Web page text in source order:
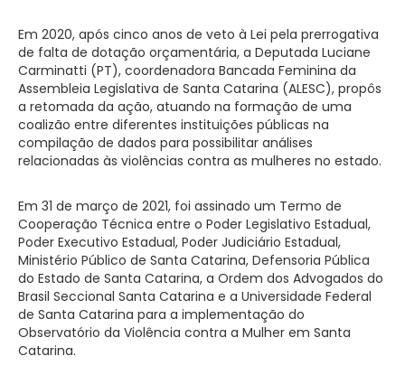
Em 2020, após cinco anos de veto à Lei pela prerrogativa
de falta de dotação orçamentária, a Deputada Luciane
Carminatti (PT), coordenadora Bancada Feminina da
Assembleia Legislativa de Santa Catarina (ALESC), propôs
a retomada da ação, atuando na formação de uma
coalizão entre diferentes instituições públicas na
compilação de dados para possibilitar análises
relacionadas às violências contra as mulheres no estado.
Em 31 de março de 2021, foi assinado um Termo de
Cooperação Técnica entre o Poder Legislativo Estadual,
Poder Executivo Estadual, Poder Judiciário Estadual,
Ministério Público de Santa Catarina, Defensoria Pública
do Estado de Santa Catarina, a Ordem dos Advogados do
Brasil Seccional Santa Catarina e a Universidade Federal
de Santa Catarina para a implementação do
Observatório da Violência contra a Mulher em Santa
Catarina.